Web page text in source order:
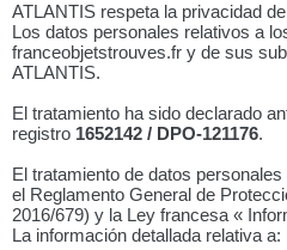
ATLANTIS respeta la privacidad
Los datos personales relativos a
franceobjetstrouves.fr y de sus
ATLANTIS.
El tratamiento ha sido declarado
registro 1652142 / DPO-121176.
El tratamiento de datos
el Reglamento General de
2016/679) y la Ley francesa «
La información detallada relativa a: